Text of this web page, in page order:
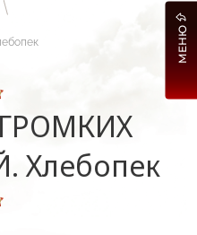
Хлебопек
МЕНЮ